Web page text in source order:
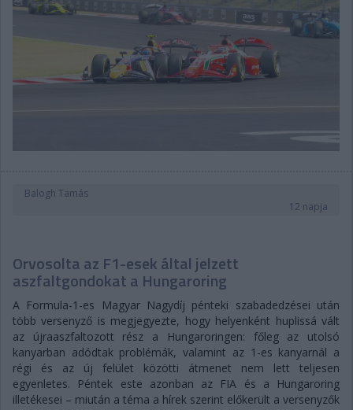
Balogh Tamás
12 napja
Orvosolta az F1-esek által jelzett
aszfaltgondokat a Hungaroring
A Formula-1-es Magyar Nagydíj pénteki szabadedzései után
több versenyző is megjegyezte, hogy helyenként huplissá vált
az újraaszfaltozott rész a Hungaroringen: főleg az utolsó
kanyarban adódtak problémák, valamint az 1-es kanyarnál a
régi és az új felület közötti átmenet nem lett teljesen
egyenletes. Péntek este azonban az FIA és a Hungaroring
illetékesei – miután a téma a hírek szerint előkerült a versenyzők